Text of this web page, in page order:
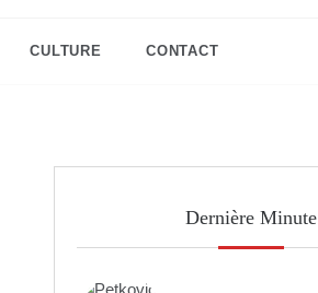
CULTURE CONTACT
Dernière Minute